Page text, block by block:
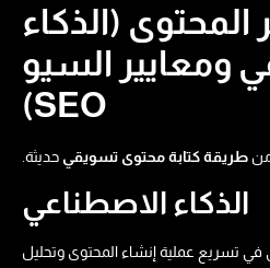
(الذكاء
ومعايير السيو
SEO)
منطريقة كتابة محتوى تسويقي​ حديثة.
الذكاء الاصطناعي
في تسريع عملية إنشاء المحتوى وتحليل